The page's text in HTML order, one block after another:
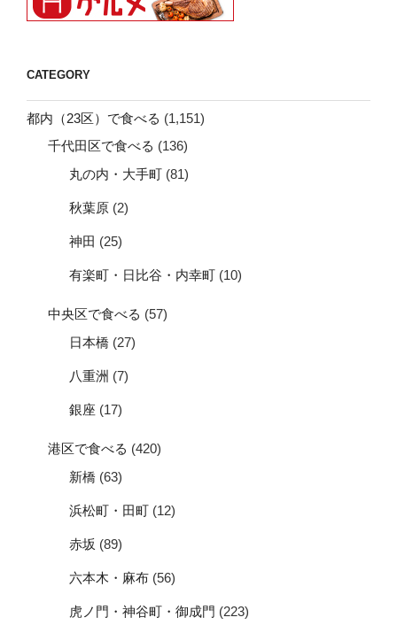
CATEGORY
都内（23区）で食べる (1,151)
千代田区で食べる (136)
丸の内・大手町 (81)
秋葉原 (2)
神田 (25)
有楽町・日比谷・内幸町 (10)
中央区で食べる (57)
日本橋 (27)
八重洲 (7)
銀座 (17)
港区で食べる (420)
新橋 (63)
浜松町・田町 (12)
赤坂 (89)
六本木・麻布 (56)
虎ノ門・神谷町・御成門 (223)